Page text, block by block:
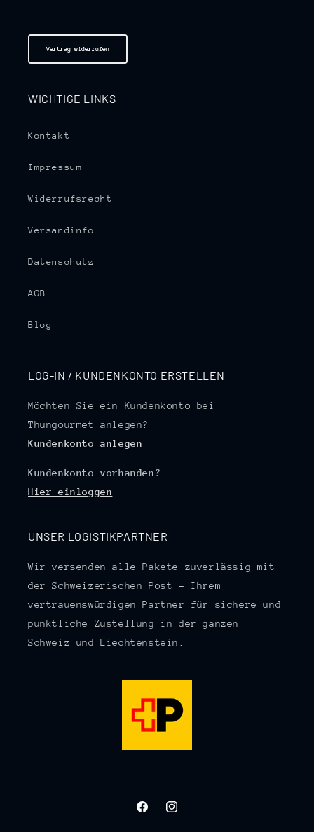
Vertrag widerrufen
WICHTIGE LINKS
Kontakt
Impressum
Widerrufsrecht
Versandinfo
Datenschutz
AGB
Blog
LOG-IN / KUNDENKONTO ERSTELLEN
Möchten Sie ein Kundenkonto bei
Thungourmet anlegen?
Kundenkonto anlegen
Kundenkonto vorhanden?
Hier einloggen
UNSER LOGISTIKPARTNER
Wir versenden alle Pakete zuverlässig mit
der Schweizerischen Post – Ihrem
vertrauenswürdigen Partner für sichere und
pünktliche Zustellung in der ganzen
Schweiz und Liechtenstein.
FacebookInstagram